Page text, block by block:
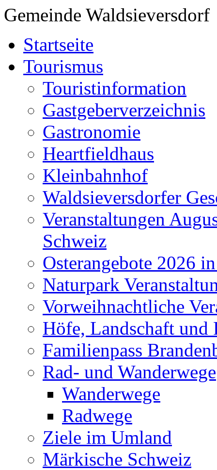
Gemeinde Waldsieversdorf
Startseite
Tourismus
Touristinformation
Gastgeberverzeichnis
Gastronomie
Heartfieldhaus
Kleinbahnhof
Waldsieversdorfer
Veranstaltungen
Schweiz
Osterangebote 2026
Naturpark
Vorweihnachtliche
Höfe, Landschaft und
Familienpass
Rad- und Wanderwege
Wanderwege
Radwege
Ziele im Umland
Märkische Schweiz